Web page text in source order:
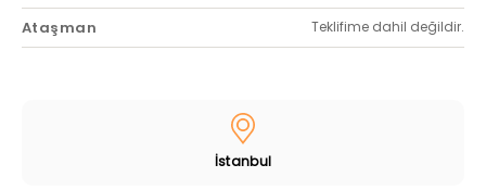
Ataşman Teklifime dahil değildir.
İstanbul